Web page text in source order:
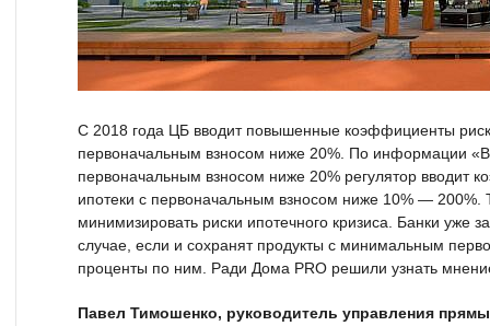
С 2018 года ЦБ вводит повышенные коэффициенты
первоначальным взносом ниже 20%. По информации
первоначальным взносом ниже 20% регулятор вводит
ипотеки с первоначальным взносом ниже 10% — 200%.
минимизировать риски ипотечного кризиса. Банки уже
случае, если и сохранят продукты с минимальным
проценты по ним. Ради Дома PRO решили узнать
Павел Тимошенко, руководитель управления